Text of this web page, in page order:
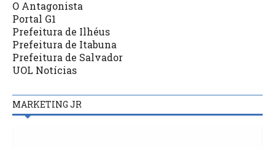
O Antagonista
Portal G1
Prefeitura de Ilhéus
Prefeitura de Itabuna
Prefeitura de Salvador
UOL Notícias
MARKETING JR